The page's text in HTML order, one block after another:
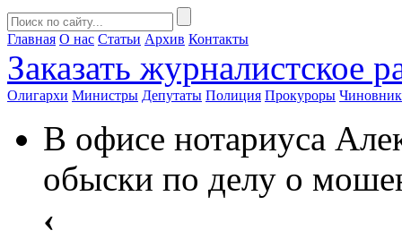
Главная О нас Статьи Архив Контакты
Заказать журналистское
Олигархи Министры Депутаты Полиция Прокуроры
В офисе нотариуса
обыски по делу о
‹